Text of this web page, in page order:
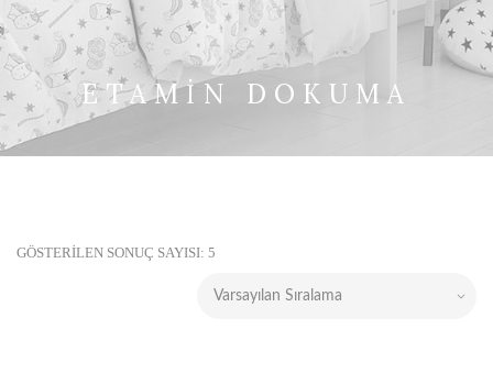
ETAMIN DOKUMA
GÖSTERILEN SONUÇ SAYISI: 5